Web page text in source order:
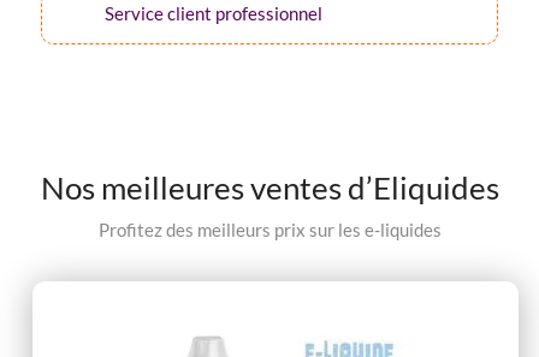
Service client professionnel
Nos meilleures ventes d’Eliquides
Profitez des meilleurs prix sur les e-liquides